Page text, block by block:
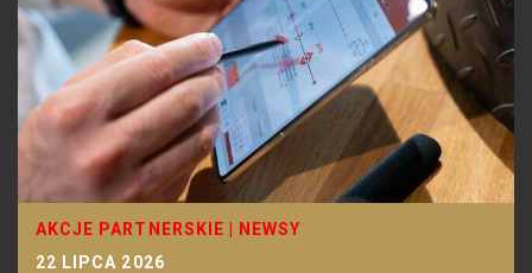
AKCJE PARTNERSKIE
NEWSY
22 LIPCA 2026